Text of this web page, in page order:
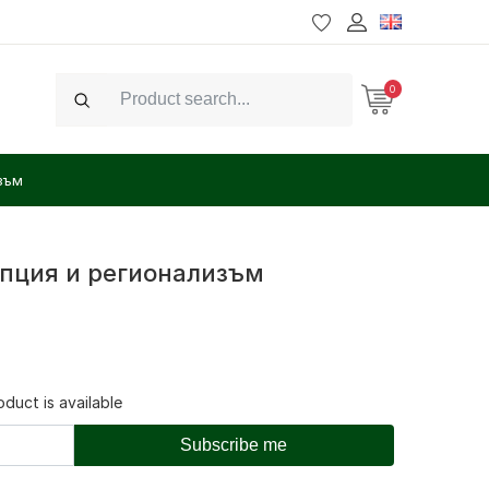
Search
0
и регионализъм
is available
Subscribe me